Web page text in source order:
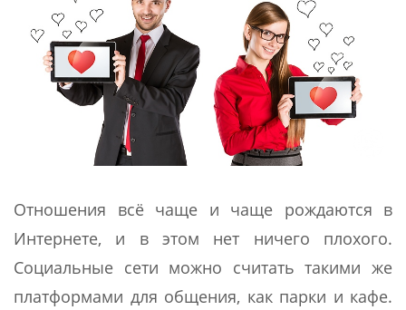
Отношения всё чаще и чаще рождаются в
Интернете, и в этом нет ничего плохого.
Социальные сети можно считать такими же
платформами для общения, как парки и кафе.